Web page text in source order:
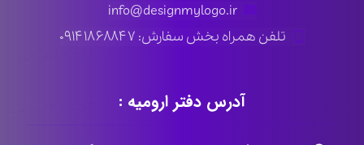
info@designmylogo.ir
تلفن همراه بخش سفارش: ۰۹۱۴۱۸۶۸۸۴۷
آدرس دفتر ارومیه :